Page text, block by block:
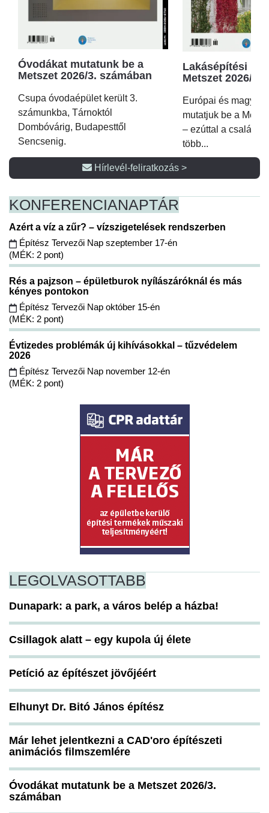
Óvodákat mutatunk be a
Metszet 2026/3. számában
Csupa óvodaépület került 3.
számunkba, Tárnoktól
Dombóvárig, Budapesttől
Sencsenig.
Lakásépítési
Metszet 2026/2.
Európai és magyar
mutatjuk be a
– ezúttal a családi
több...
Hírlevél-feliratkozás >
KONFERENCIANAPTÁR
Azért a víz a zűr? – vízszigetelések rendszerben
Építész Tervezői Nap szeptember 17-én
(MÉK: 2 pont)
Rés a pajzson – épületburok nyílászáróknál és más
kényes pontokon
Építész Tervezői Nap október 15-én
(MÉK: 2 pont)
Évtizedes problémák új kihívásokkal – tűzvédelem
2026
Építész Tervezői Nap november 12-én
(MÉK: 2 pont)
LEGOLVASOTTABB
Dunapark: a park, a város belép a házba!
Csillagok alatt – egy kupola új élete
Petíció az építészet jövőjéért
Elhunyt Dr. Bitó János építész
Már lehet jelentkezni a CAD'oro építészeti
animációs filmszemlére
Óvodákat mutatunk be a Metszet 2026/3.
számában